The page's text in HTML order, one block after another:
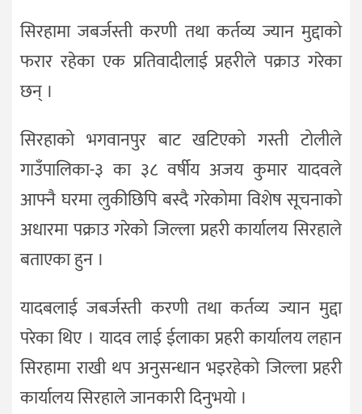
सिरहामा जबर्जस्ती करणी तथा कर्तव्य ज्यान मुद्दाको
फरार रहेका एक प्रतिवादीलाई प्रहरीले पक्राउ गरेका
छन् ।
सिरहाको भगवानपुर बाट खटिएको गस्ती टोलीले
गाउँपालिका-३ का ३८ वर्षीय अजय कुमार यादवले
आफ्नै घरमा लुकीछिपि बस्दै गरेकोमा विशेष सूचनाको
अधारमा पक्राउ गरेको जिल्ला प्रहरी कार्यालय सिरहाले
बताएका हुन ।
यादबलाई जबर्जस्ती करणी तथा कर्तव्य ज्यान मुद्दा
परेका थिए । यादव लाई ईलाका प्रहरी कार्यालय लहान
सिरहामा राखी थप अनुसन्धान भइरहेको जिल्ला प्रहरी
कार्यालय सिरहाले जानकारी दिनुभयो ।